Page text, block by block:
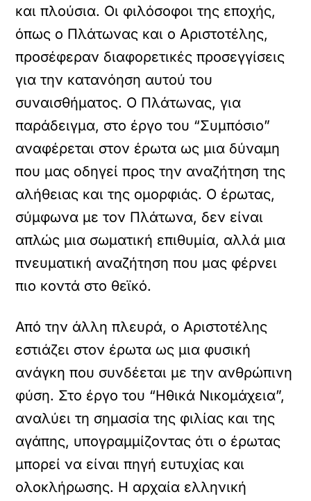
και πλούσια. Οι φιλόσοφοι της εποχής,
όπως ο Πλάτωνας και ο Αριστοτέλης,
προσέφεραν διαφορετικές προσεγγίσεις
για την κατανόηση αυτού του
συναισθήματος. Ο Πλάτωνας, για
παράδειγμα, στο έργο του “Συμπόσιο”
αναφέρεται στον έρωτα ως μια δύναμη
που μας οδηγεί προς την αναζήτηση της
αλήθειας και της ομορφιάς. Ο έρωτας,
σύμφωνα με τον Πλάτωνα, δεν είναι
απλώς μια σωματική επιθυμία, αλλά μια
πνευματική αναζήτηση που μας φέρνει
πιο κοντά στο θεϊκό.
Από την άλλη πλευρά, ο Αριστοτέλης
εστιάζει στον έρωτα ως μια φυσική
ανάγκη που συνδέεται με την ανθρώπινη
φύση. Στο έργο του “Ηθικά Νικομάχεια”,
αναλύει τη σημασία της φιλίας και της
αγάπης, υπογραμμίζοντας ότι ο έρωτας
μπορεί να είναι πηγή ευτυχίας και
ολοκλήρωσης. Η αρχαία ελληνική